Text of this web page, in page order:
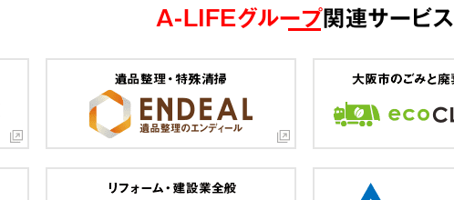
A-LIFEグループ関連サービス